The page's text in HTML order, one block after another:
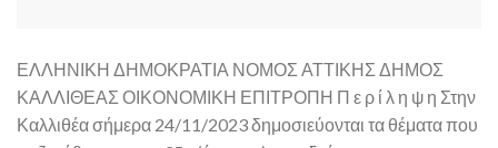
ΕΛΛΗΝΙΚΗ ΔΗΜΟΚΡΑΤΙΑ ΝΟΜΟΣ ΑΤΤΙΚΗΣ ΔΗΜΟΣ
ΚΑΛΛΙΘΕΑΣ ΟΙΚΟΝΟΜΙΚΗ ΕΠΙΤΡΟΠΗ Π ε ρ ί λ η ψ η Στην
Καλλιθέα σήμερα 24/11/2023 δημοσιεύονται τα θέματα που